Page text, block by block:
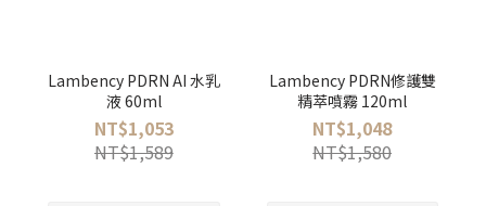
Lambency PDRN AI 水乳
液 60ml
NT$1,053
NT$1,589
Lambency PDRN修護雙
精萃噴霧 120ml
NT$1,048
NT$1,580